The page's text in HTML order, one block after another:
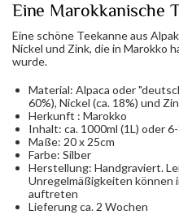
Eine Marokkanische
Eine schöne Teekanne aus
Nickel und Zink, die in Marokko
wurde.
Material: Alpaca oder
60%), Nickel (ca. 18%) und
Herkunft : Marokko
Inhalt: ca. 1000ml (1L) oder
Maße: 20 x 25cm
Farbe: Silber
Herstellung: Handgraviert.
Unregelmäßigkeiten können
auftreten
Lieferung ca. 2 Wochen